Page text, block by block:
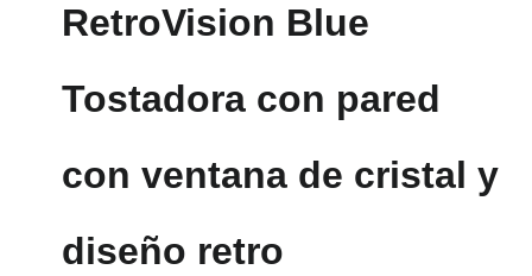
RetroVision Blue
Tostadora con pared
con ventana de cristal y
diseño retro